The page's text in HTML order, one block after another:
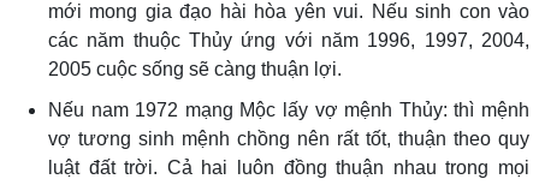
mới mong gia đạo hài hòa yên vui. Nếu sinh con vào
các năm thuộc Thủy ứng với năm 1996, 1997, 2004,
2005 cuộc sống sẽ càng thuận lợi.
Nếu nam 1972 mạng Mộc lấy vợ mệnh Thủy: thì mệnh
vợ tương sinh mệnh chồng nên rất tốt, thuận theo quy
luật đất trời. Cả hai luôn đồng thuận nhau trong mọi